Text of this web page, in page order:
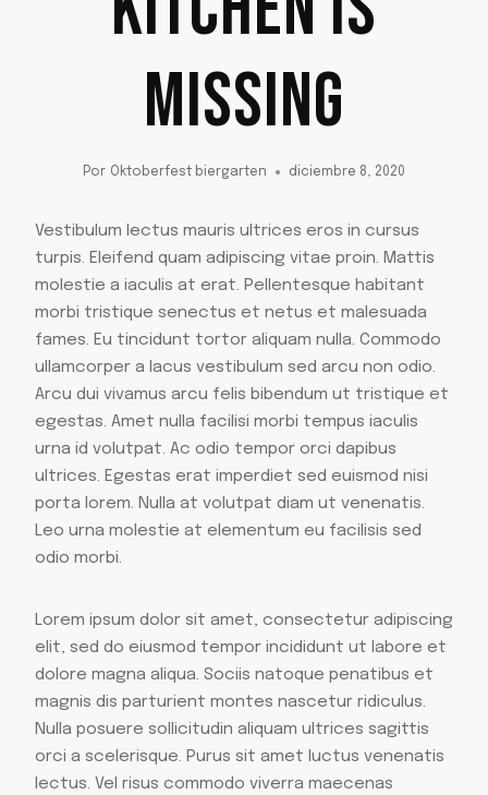
MISSING
Por Oktoberfest biergarten diciembre 8, 2020
Vestibulum lectus mauris ultrices eros in cursus
turpis. Eleifend quam adipiscing vitae proin. Mattis
molestie a iaculis at erat. Pellentesque habitant
morbi tristique senectus et netus et malesuada
fames. Eu tincidunt tortor aliquam nulla. Commodo
ullamcorper a lacus vestibulum sed arcu non odio.
Arcu dui vivamus arcu felis bibendum ut tristique et
egestas. Amet nulla facilisi morbi tempus iaculis
urna id volutpat. Ac odio tempor orci dapibus
ultrices. Egestas erat imperdiet sed euismod nisi
porta lorem. Nulla at volutpat diam ut venenatis.
Leo urna molestie at elementum eu facilisis sed
odio morbi.
Lorem ipsum dolor sit amet, consectetur adipiscing
elit, sed do eiusmod tempor incididunt ut labore et
dolore magna aliqua. Sociis natoque penatibus et
magnis dis parturient montes nascetur ridiculus.
Nulla posuere sollicitudin aliquam ultrices sagittis
orci a scelerisque. Purus sit amet luctus venenatis
lectus. Vel risus commodo viverra maecenas